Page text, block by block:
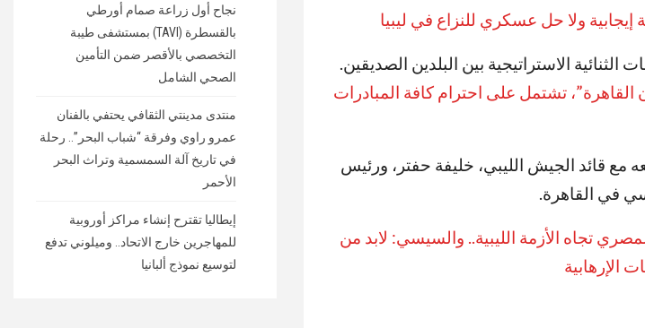
إيجابية ولا حل عسكري للنزاع في ليبيا
الاستراتيجية بين البلدين الصديقين.
تشتمل على احترام كافة المبادرات
قائد الجيش الليبي، خليفة حفتر، ورئيس
في القاهرة.
تجاه الأزمة الليبية.. والسيسي: لابد من
الإرهابية
نجاح أول زراعة صمام أورطي
بالقسطرة (TAVI) بمستشفى طيبة
التخصصي بالأقصر ضمن التأمين
الصحي الشامل
منتدى مدينتي الثقافي يحتفي بالفنان
عمرو راوي وفرقة “شباب البحر”.. رحلة
في تاريخ آلة السمسمية وتراث البحر
الأحمر
إيطاليا تقترح إنشاء مراكز أوروبية
للمهاجرين خارج الاتحاد.. وميلوني تدفع
لتوسيع نموذج ألبانيا